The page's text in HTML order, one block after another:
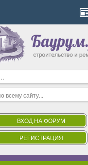
ВХОД НА ФОРУМ
РЕГИСТРАЦИЯ